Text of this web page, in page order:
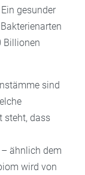
gesunder
Billionen
sind
steht, dass
ähnlich dem
wird von